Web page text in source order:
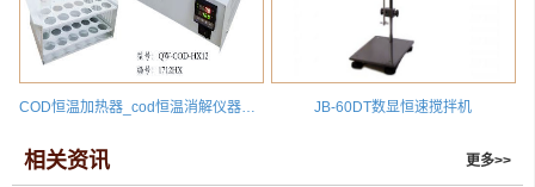
COD恒温加热器_cod恒温消解仪器厂家价格_COD-HX12 JB-60DT数显恒速搅拌机
相关资讯 更多>>